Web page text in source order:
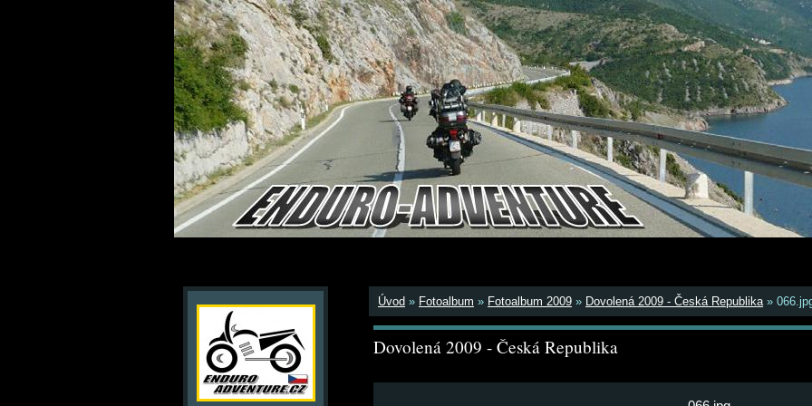
Úvod » Fotoalbum » Fotoalbum 2009 » Dovolená 2009 - Česká Republika»
Dovolená 2009 - Česká Republika